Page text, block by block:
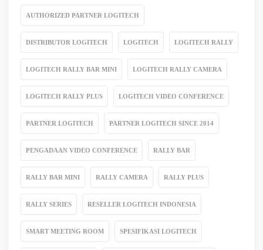
AUTHORIZED PARTNER LOGITECH
DISTRIBUTOR LOGITECH LOGITECH LOGITECH RALLY
LOGITECH RALLY BAR MINI LOGITECH RALLY CAMERA
LOGITECH RALLY PLUS LOGITECH VIDEO CONFERENCE
PARTNER LOGITECH PARTNER LOGITECH SINCE 2014
PENGADAAN VIDEO CONFERENCE RALLY BAR
RALLY BAR MINI RALLY CAMERA RALLY PLUS
RALLY SERIES RESELLER LOGITECH INDONESIA
SMART MEETING ROOM SPESIFIKASI LOGITECH